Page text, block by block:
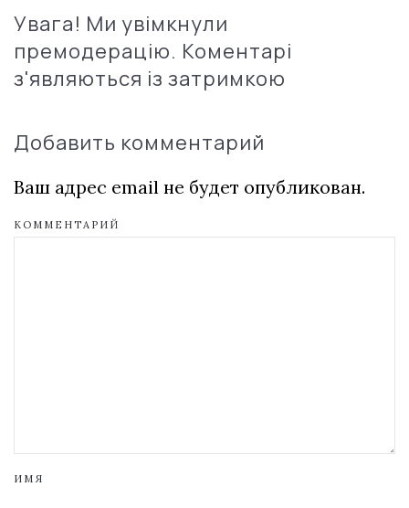
Увага! Ми увімкнули
премодерацію. Коментарі
з'являються із затримкою
Добавить комментарий
Ваш адрес email не будет опубликован.
КОММЕНТАРИЙ
ИМЯ